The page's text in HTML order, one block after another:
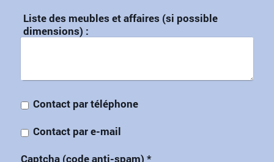
Liste des meubles et affaires (si possible
dimensions) :
Contact par téléphone
Contact par e-mail
Captcha (code anti-spam) *